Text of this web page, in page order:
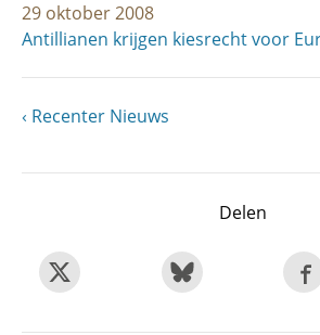
29 oktober 2008
Antillianen krijgen kiesrecht voor
Vorige
Recenter Nieuws
Delen